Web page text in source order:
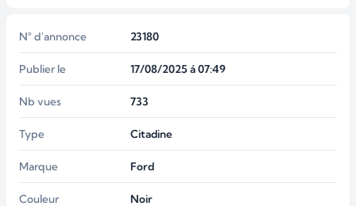
N° d'annonce 23180
Publier le 17/08/2025 á 07:49
Nb vues 733
Type Citadine
Marque Ford
Couleur Noir